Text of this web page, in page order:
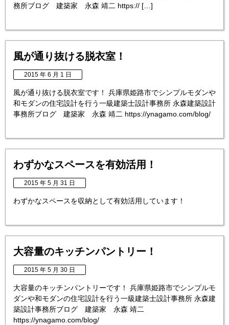
務所ブログ 建築家 永森 靖二 https:// […]
風が通り抜ける脱衣室！
2015 年 6 月 1 日
風が通り抜ける脱衣室です！ 兵庫県姫路市でシンプルモダンや
和モダンの住宅設計を行う一級建築士設計事務所 永森建築設計
事務所ブログ 建築家 永森 靖二 https://ynagamo.com/blog/
わずかなスペースを有効活用！
2015 年 5 月 31 日
わずかなスペースを収納として有効活用しています！
大容量のキッチンパントリー！
2015 年 5 月 30 日
大容量のキッチンパントリーです！ 兵庫県姫路市でシンプルモ
ダンや和モダンの住宅設計を行う一級建築士設計事務所 永森建
築設計事務所ブログ 建築家 永森 靖二
https://ynagamo.com/blog/